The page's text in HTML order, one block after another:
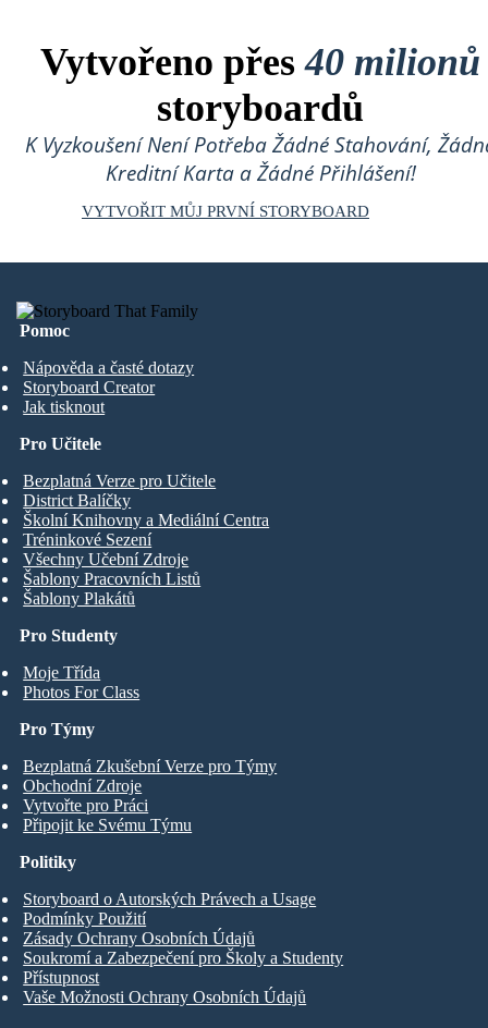
Vytvořeno přes40 milionů
storyboardů
K Vyzkoušení Není Potřeba Žádné Stahování,
Kreditní Karta a Žádné Přihlášení!
VYTVOŘIT MŮJ PRVNÍ STORYBOARD
Pomoc
Nápověda a časté dotazy
Storyboard Creator
Jak tisknout
Pro Studenty
Moje Třída
Photos For Class
Pro Učitele
Bezplatná Verze pro Učitele
District Balíčky
Školní Knihovny a Mediální Centra
Tréninkové Sezení
Všechny Učební Zdroje
Šablony Pracovních Listů
Šablony Plakátů
Pro Týmy
Bezplatná Zkušební Verze pro Týmy
Obchodní Zdroje
Vytvořte pro Práci
Připojit ke Svému Týmu
Politiky
Storyboard o Autorských Právech a Usage
Podmínky Použití
Zásady Ochrany Osobních Údajů
Soukromí a Zabezpečení pro Školy a Studenty
Přístupnost
Vaše Možnosti Ochrany Osobních Údajů